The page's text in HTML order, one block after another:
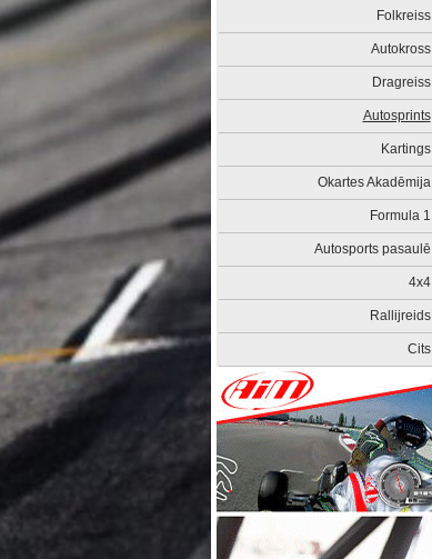
Folkreiss
Autokross
Dragreiss
Autosprints
Kartings
Okartes Akadēmija
Formula 1
Autosports pasaulē
4x4
Rallijreids
Cits